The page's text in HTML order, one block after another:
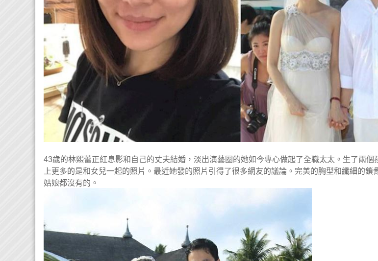
43歲的林熙蕾正紅息影和自己的丈夫結婚，淡出演藝圈的她如今專心做起了全職太太。生了兩個
上更多的是和女兒一起的照片。最近她發的照片引得了很多網友的議論。完美的胸型和纖細的鎖
姑娘都沒有的。